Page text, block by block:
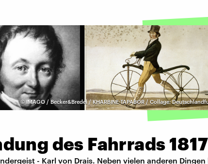
© IMAGO / Becker&Bredel / KHARBINE-TAPABOR / Collage:
des Fahrrads 1817
- Karl von Drais. Neben vielen anderen